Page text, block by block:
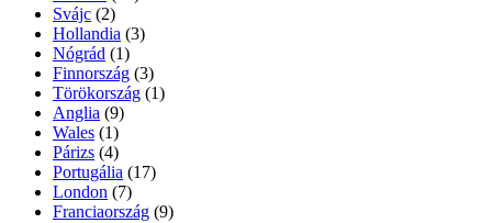
Svájc (2)
Hollandia (3)
Nógrád (1)
Finnország (3)
Törökország (1)
Anglia (9)
Wales (1)
Párizs (4)
Portugália (17)
London (7)
Franciaország (9)